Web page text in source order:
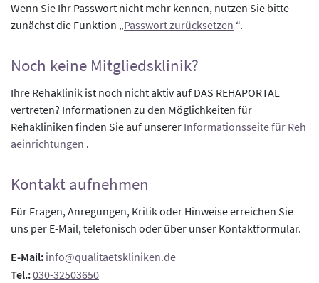
Wenn Sie Ihr Passwort nicht mehr kennen, nutzen Sie bitte
zunächst die Funktion „Passwort zurücksetzen “.
Noch keine Mitgliedsklinik?
Ihre Rehaklinik ist noch nicht aktiv auf DAS REHAPORTAL
vertreten? Informationen zu den Möglichkeiten für
Rehakliniken finden Sie auf unserer Informationsseite für Reh
aeinrichtungen .
Kontakt aufnehmen
Für Fragen, Anregungen, Kritik oder Hinweise erreichen Sie
uns per E-Mail, telefonisch oder über unser Kontaktformular.
E-Mail: info@qualitaetskliniken.de
Tel.:030-32503650